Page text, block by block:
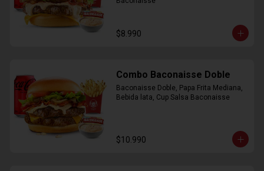
$8.990
Combo Baconaisse Doble
Baconaisse Doble, Papa Frita Mediana,
Bebida lata, Cup Salsa Baconaisse
$10.990